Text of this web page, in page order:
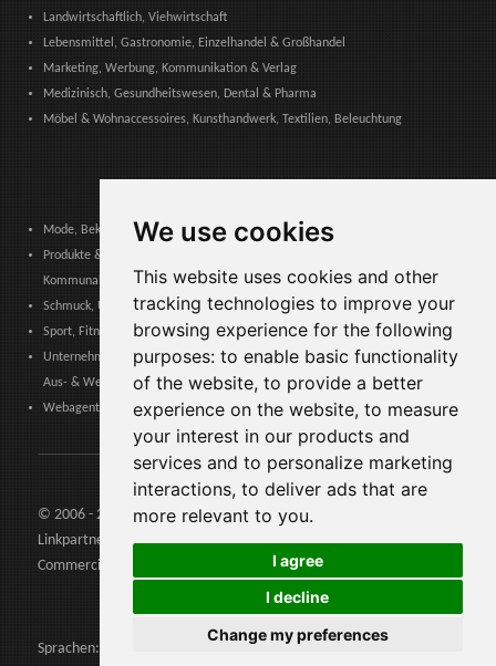
We use cookies
This website uses cookies and other
tracking technologies to improve your
browsing experience for the following
purposes: to enable basic functionality
of the website, to provide a better
experience on the website, to measure
your interest in our products and
services and to personalize marketing
interactions, to deliver ads that are
more relevant to you.
I agree
I decline
Change my preferences
Landwirtschaftlich, Viehwirtschaft
Lebensmittel, Gastronomie, Einzelhandel & Großhandel
Marketing, Werbung, Kommunikation & Verlag
Medizinisch, Gesundheitswesen, Dental & Pharma
Möbel & Wohnaccessoires, Kunsthandwerk, Textilien, Beleuchtung
Mode, Bekleidung, Modeaccessoires, Schuhe & Lederwaren
Produkte & Dienstleistungen für Gemeinschaften, Öffentliche Verwaltung &
Kommunale Behörden
Schmuck, Uhren, Edelmetalle
Sport, Fitness, Freizeit – Produkte, Materialien & Ausrüstung
Unternehmensdienstleistungen, Logistik, Arbeitssicherheit, Zertifizierungen,
Aus- & Weiterbildung
Webagenturen, Web-Services, Software & Apps
© 2006 - 2026 Agents24 - Steuer: IT03479460739
Linkpartners:
Agents24.com| QuiVenditori.com -Agenti di
Commercio
Sprachen: